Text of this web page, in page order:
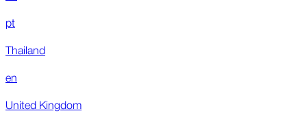
pt
Thailand
en
United Kingdom